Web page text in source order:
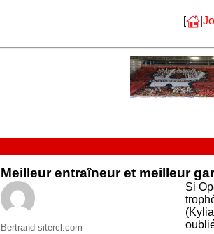
[ |
Meilleur entraîneur et meilleur
Si
Auteur
Bertrand sitercl.com